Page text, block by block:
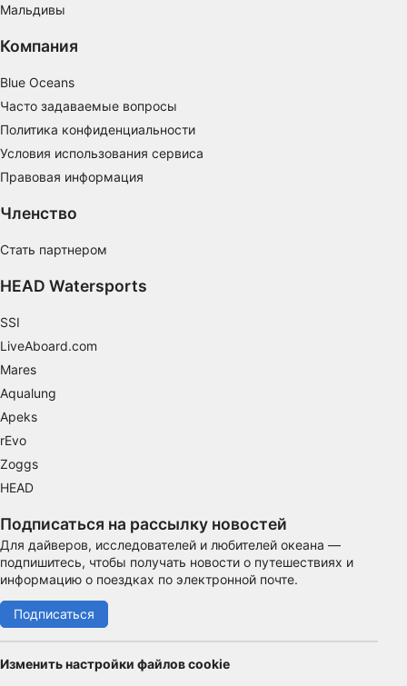
Мальдивы
Компания
Blue Oceans
Часто задаваемые вопросы
Политика конфиденциальности
Условия использования сервиса
Правовая информация
Членство
Стать партнером
HEAD Watersports
SSI
LiveAboard.com
Mares
Aqualung
Apeks
rEvo
Zoggs
HEAD
Подписаться на рассылку новостей
Для дайверов, исследователей и любителей океана —
подпишитесь, чтобы получать новости о путешествиях и
информацию о поездках по электронной почте.
Подписаться
Изменить настройки файлов cookie